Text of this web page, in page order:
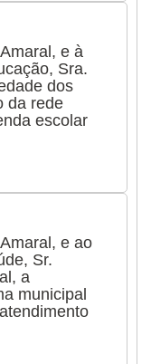
e à
Sra.
dos
da rede
escolar
e ao
Sr.
a
municipal